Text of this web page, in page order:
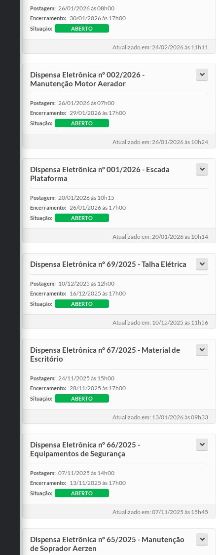
Postagem: 26/01/2026 às 08h00
Encerramento: 30/01/2026 às 17h00
Situação: ABERTO
Atualizado em: 24/02/2026 às 11h11
Dispensa Eletrônica nº 002/2026 -
Manutenção Motor Aerador
Postagem: 26/01/2026 às 07h00
Encerramento: 29/01/2026 às 17h00
Situação: ABERTO
Atualizado em: 26/01/2026 às 10h24
Dispensa Eletrônica nº 001/2026 - Escada
Plataforma
Postagem: 20/01/2026 às 10h15
Encerramento: 26/01/2026 às 17h00
Situação: ABERTO
Atualizado em: 20/01/2026 às 10h14
Dispensa Eletrônica nº 69/2025 - Talha Elétrica
Postagem: 10/12/2025 às 12h00
Encerramento: 16/12/2025 às 17h00
Situação: ABERTO
Atualizado em: 10/12/2025 às 11h56
Dispensa Eletrônica nº 67/2025 - Material de
Escritório
Postagem: 24/11/2025 às 15h00
Encerramento: 28/11/2025 às 17h00
Situação: ABERTO
Atualizado em: 13/01/2026 às 09h33
Dispensa Eletrônica nº 66/2025 -
Equipamentos de Segurança
Postagem: 07/11/2025 às 14h00
Encerramento: 13/11/2025 às 17h00
Situação: ABERTO
Atualizado em: 07/11/2025 às 15h45
Dispensa Eletrônica nº 65/2025 - Manutenção
de Soprador Aerzen